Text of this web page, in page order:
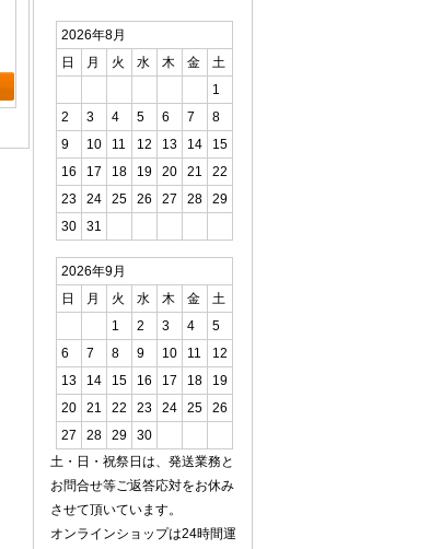
2026年8月
日
月 火 水 木 金
土
1
2
3 4 5 6 7
8
9
10 11 12 13 14
15
16
17 18 19 20 21
22
23
24 25 26 27 28
29
30
31
2026年9月
日
月 火 水 木 金
土
1
2 3 4
5
6
7 8 9 10 11
12
13
14 15 16 17 18
19
20
21 22 23 24 25
26
27
28 29
30
土・日・祝祭日は、発送業務と
お問合せ等ご返答応対をお休み
させて頂いています。
オンラインショップは24時間運